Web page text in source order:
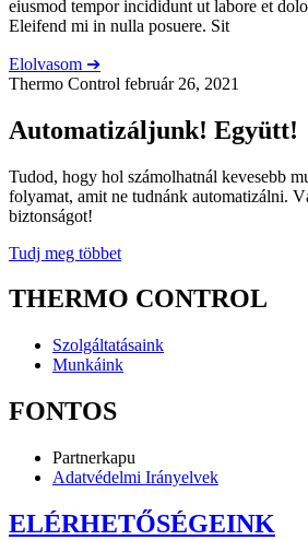
eiusmod tempor incididunt ut labore et
Eleifend mi in nulla posuere. Sit
Elolvasom ➔
Thermo Control február 26, 2021
Automatizáljunk! Együtt!
Tudod, hogy hol számolhatnál kevesebb
folyamat, amit ne tudnánk automatizálni.
biztonságot!
Tudj meg többet
THERMO CONTROL
Szolgáltatásaink
Munkáink
FONTOS
Partnerkapu
Adatvédelmi Irányelvek
ELÉRHETŐSÉGEINK